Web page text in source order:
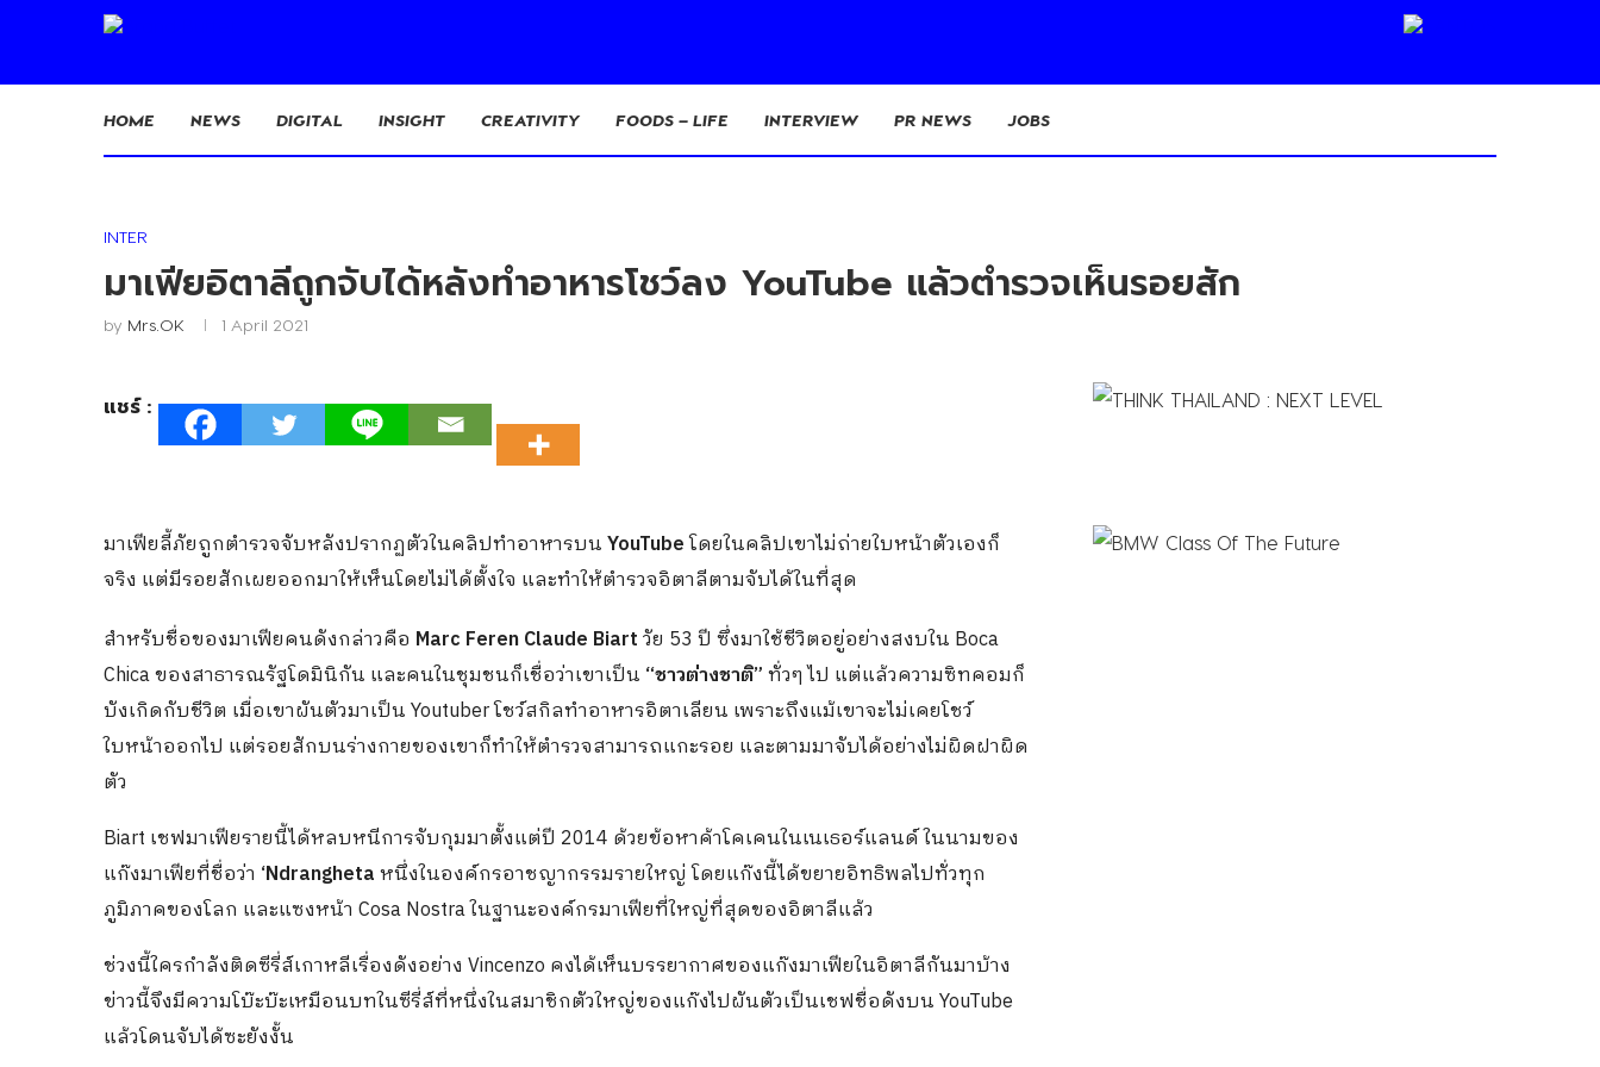
HOME NEWS DIGITAL INSIGHT CREATIVITY FOODS – LIFE INTERVIEW PR NEWS JOBS
INTER
มาเฟียอิตาลีถูกจับได้หลังทำอาหารโชว์ลง YouTube แล้วตำรวจเห็นรอยสัก
by Mrs.OK 1 April 2021
แชร์ :
มาเฟียลี้ภัยถูกตำรวจจับหลังปรากฏตัวในคลิปทำอาหารบนYouTubeโดยในคลิปเขาไม่ถ่ายใบหน้าตัวเองก็
จริง แต่มีรอยสักเผยออกมาให้เห็นโดยไม่ได้ตั้งใจ และทำให้ตำรวจอิตาลีตามจับได้ในที่สุด
สำหรับชื่อของมาเฟียคนดังกล่าวคือ Marc Feren Claude Biartวัย 53 ปี ซึ่งมาใช้ชีวิตอยู่อย่างสงบใน Boca
Chica ของสาธารณรัฐโดมินิกัน และคนในชุมชนก็เชื่อว่าเขาเป็น “ชาวต่างชาติ”ทั่วๆ ไป แต่แล้วความซิทคอมก็
บังเกิดกับชีวิต เมื่อเขาผันตัวมาเป็น Youtuber โชว์สกิลทำอาหารอิตาเลียน เพราะถึงแม้เขาจะไม่เคยโชว์
ใบหน้าออกไป แต่รอยสักบนร่างกายของเขาก็ทำให้ตำรวจสามารถแกะรอย และตามมาจับได้อย่างไม่ผิดฝาผิด
ตัว
Biart เชฟมาเฟียรายนี้ได้หลบหนีการจับกุมมาตั้งแต่ปี 2014 ด้วยข้อหาค้าโคเคนในเนเธอร์แลนด์ ในนามของ
แก๊งมาเฟียที่ชื่อว่า ‘Ndranghetaหนึ่งในองค์กรอาชญากรรมรายใหญ่ โดยแก๊งนี้ได้ขยายอิทธิพลไปทั่วทุก
ภูมิภาคของโลก และแซงหน้า Cosa Nostra ในฐานะองค์กรมาเฟียที่ใหญ่ที่สุดของอิตาลีแล้ว
ช่วงนี้ใครกำลังติดซีรี่ส์เกาหลีเรื่องดังอย่าง Vincenzo คงได้เห็นบรรยากาศของแก๊งมาเฟียในอิตาลีกันมาบ้าง
ข่าวนี้จึงมีความโบ๊ะบ๊ะเหมือนบทในซีรี่ส์ที่หนึ่งในสมาชิกตัวใหญ่ของแก๊งไปผันตัวเป็นเชฟชื่อดังบน YouTube
แล้วโดนจับได้ซะยังงั้น